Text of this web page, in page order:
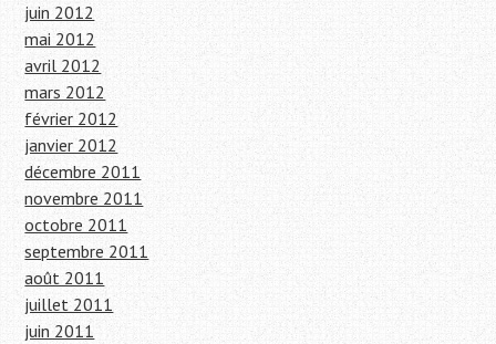
juin 2012
mai 2012
avril 2012
mars 2012
février 2012
janvier 2012
décembre 2011
novembre 2011
octobre 2011
septembre 2011
août 2011
juillet 2011
juin 2011